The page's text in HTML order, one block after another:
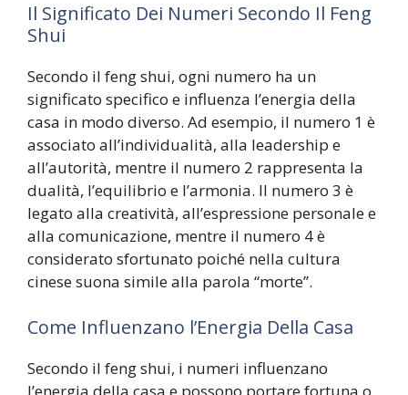
Il Significato Dei Numeri Secondo Il Feng
Shui
Secondo il feng shui, ogni numero ha un
significato specifico e influenza l’energia della
casa in modo diverso. Ad esempio, il numero 1 è
associato all’individualità, alla leadership e
all’autorità, mentre il numero 2 rappresenta la
dualità, l’equilibrio e l’armonia. Il numero 3 è
legato alla creatività, all’espressione personale e
alla comunicazione, mentre il numero 4 è
considerato sfortunato poiché nella cultura
cinese suona simile alla parola “morte”.
Come Influenzano l’Energia Della Casa
Secondo il feng shui, i numeri influenzano
l’energia della casa e possono portare fortuna o